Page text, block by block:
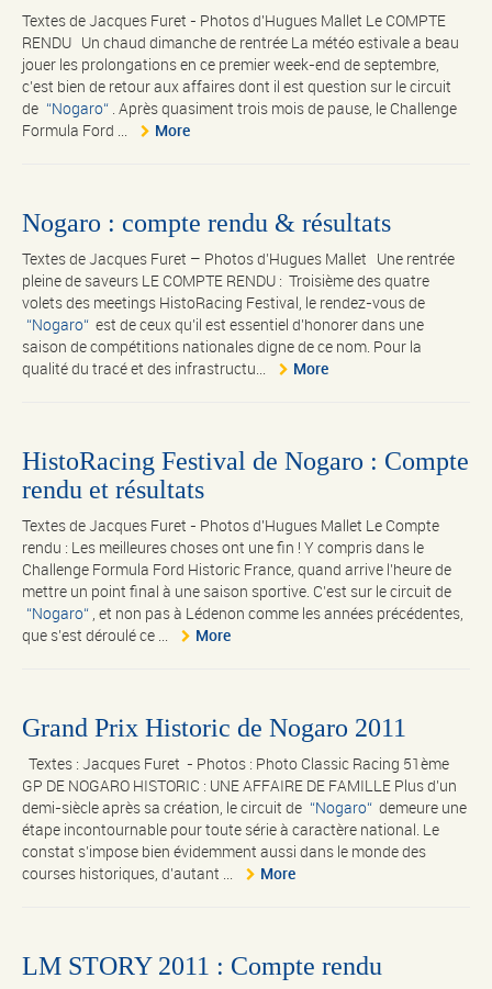
Textes de Jacques Furet - Photos d'Hugues Mallet Le COMPTE
RENDU Un chaud dimanche de rentrée La météo estivale a beau
jouer les prolongations en ce premier week-end de septembre,
c’est bien de retour aux affaires dont il est question sur le circuit
de
Nogaro
. Après quasiment trois mois de pause, le Challenge
Formula Ford ...
More
Nogaro : compte rendu & résultats
Textes de Jacques Furet – Photos d’Hugues Mallet Une rentrée
pleine de saveurs LE COMPTE RENDU : Troisième des quatre
volets des meetings HistoRacing Festival, le rendez-vous de
Nogaro
est de ceux qu’il est essentiel d’honorer dans une
saison de compétitions nationales digne de ce nom. Pour la
qualité du tracé et des infrastructu...
More
HistoRacing Festival de Nogaro : Compte
rendu et résultats
Textes de Jacques Furet - Photos d'Hugues Mallet Le Compte
rendu : Les meilleures choses ont une fin ! Y compris dans le
Challenge Formula Ford Historic France, quand arrive l’heure de
mettre un point final à une saison sportive. C’est sur le circuit de
Nogaro
, et non pas à Lédenon comme les années précédentes,
que s’est déroulé ce ...
More
Grand Prix Historic de Nogaro 2011
Textes : Jacques Furet - Photos : Photo Classic Racing 51ème
GP DE NOGARO HISTORIC : UNE AFFAIRE DE FAMILLE Plus d’un
demi-siècle après sa création, le circuit de
Nogaro
demeure une
étape incontournable pour toute série à caractère national. Le
constat s’impose bien évidemment aussi dans le monde des
courses historiques, d’autant ...
More
LM STORY 2011 : Compte rendu